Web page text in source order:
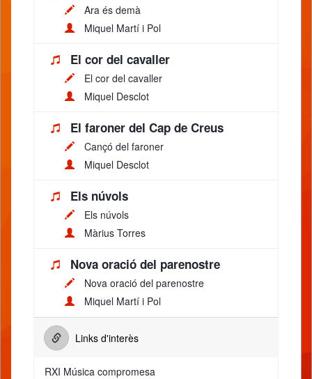
Ara és demà
Miquel Martí i Pol
El cor del cavaller
El cor del cavaller
Miquel Desclot
El faroner del Cap de Creus
Cançó del faroner
Miquel Desclot
Els núvols
Els núvols
Màrius Torres
Nova oració del parenostre
Nova oració del parenostre
Miquel Martí i Pol
Links d'interès
RXI Música compromesa